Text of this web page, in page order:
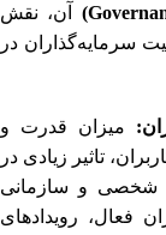
آن، نقش
سرمایه‌گذاران در
میزان قدرت و
تاثیر زیادی در
شخصی و سازمانی
فعال، رویدادهای